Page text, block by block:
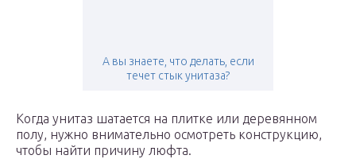
А вы знаете, что делать, если
течет стык унитаза?
Когда унитаз шатается на плитке или деревянном
полу, нужно внимательно осмотреть конструкцию,
чтобы найти причину люфта.